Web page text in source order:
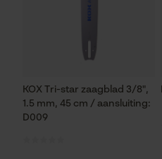
KOX Tri-star zaagblad 3/8",
1.5 mm, 45 cm / aansluiting:
D009